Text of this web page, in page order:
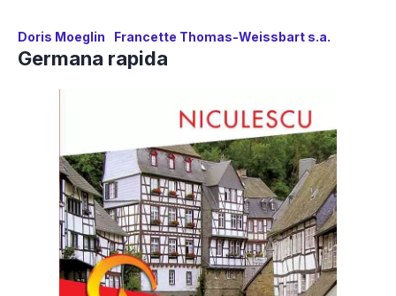
Doris Moeglin Francette Thomas-Weissbart s.a.
Germana rapida